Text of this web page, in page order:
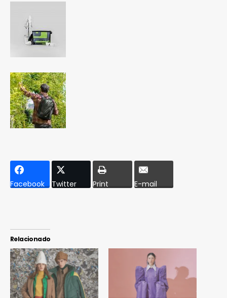
Facebook Twitter Print E-mail
Relacionado